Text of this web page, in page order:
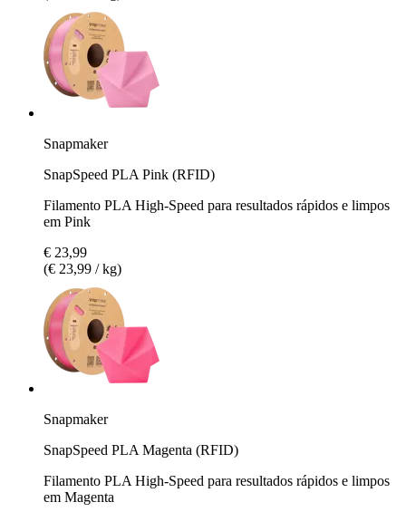
Snapmaker
SnapSpeed PLA Pink (RFID)
Filamento PLA High-Speed para resultados rápidos e limpos
em Pink
€ 23,99
(€ 23,99 / kg)
Snapmaker
SnapSpeed PLA Magenta (RFID)
Filamento PLA High-Speed para resultados rápidos e limpos
em Magenta